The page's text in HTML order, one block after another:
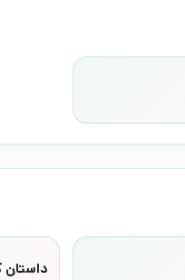
داستان